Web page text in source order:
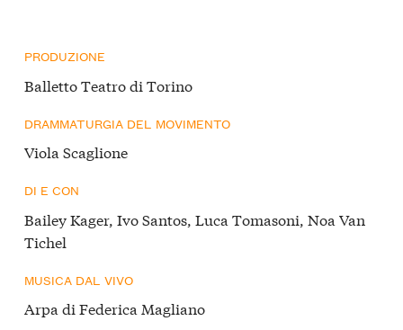
PRODUZIONE
Balletto Teatro di Torino
DRAMMATURGIA DEL MOVIMENTO
Viola Scaglione
DI E CON
Bailey Kager, Ivo Santos, Luca Tomasoni, Noa Van
Tichel
MUSICA DAL VIVO
Arpa di Federica Magliano